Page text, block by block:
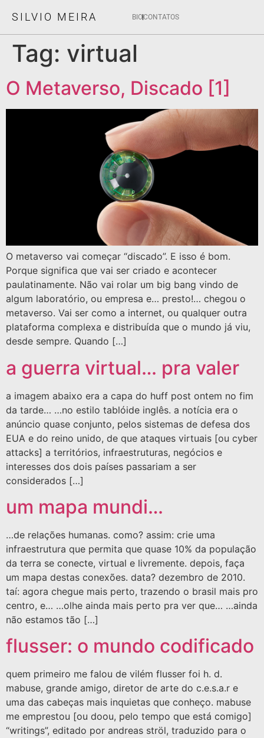
SILVIO MEIRA BIOCONTATOS
Tag: virtual
O Metaverso, Discado [1]
O metaverso vai começar “discado”. E isso é bom.
Porque significa que vai ser criado e acontecer
paulatinamente. Não vai rolar um big bang vindo de
algum laboratório, ou empresa e… presto!… chegou o
metaverso. Vai ser como a internet, ou qualquer outra
plataforma complexa e distribuída que o mundo já viu,
desde sempre. Quando […]
a guerra virtual… pra valer
a imagem abaixo era a capa do huff post ontem no fim
da tarde… …no estilo tablóide inglês. a notícia era o
anúncio quase conjunto, pelos sistemas de defesa dos
EUA e do reino unido, de que ataques virtuais [ou cyber
attacks] a territórios, infraestruturas, negócios e
interesses dos dois países passariam a ser
considerados […]
um mapa mundi…
…de relações humanas. como? assim: crie uma
infraestrutura que permita que quase 10% da população
da terra se conecte, virtual e livremente. depois, faça
um mapa destas conexões. data? dezembro de 2010.
taí: agora chegue mais perto, trazendo o brasil mais pro
centro, e… …olhe ainda mais perto pra ver que… …ainda
não estamos tão […]
flusser: o mundo codificado
quem primeiro me falou de vilém flusser foi h. d.
mabuse, grande amigo, diretor de arte do c.e.s.a.r e
uma das cabeças mais inquietas que conheço. mabuse
me emprestou [ou doou, pelo tempo que está comigo]
“writings”, editado por andreas ströl, traduzido para o